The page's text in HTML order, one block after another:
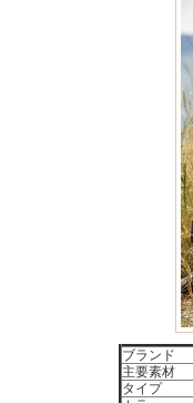
ブランド
主要素材
タイプ